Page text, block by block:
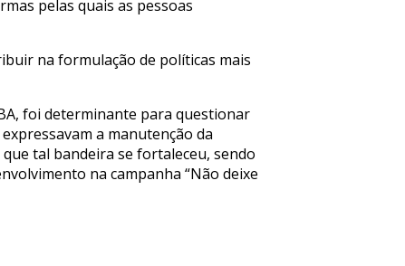
pelas quais as pessoas
na formulação de políticas mais
foi determinante para questionar
a manutenção da
tal bandeira se fortaleceu, sendo
na campanha “Não deixe